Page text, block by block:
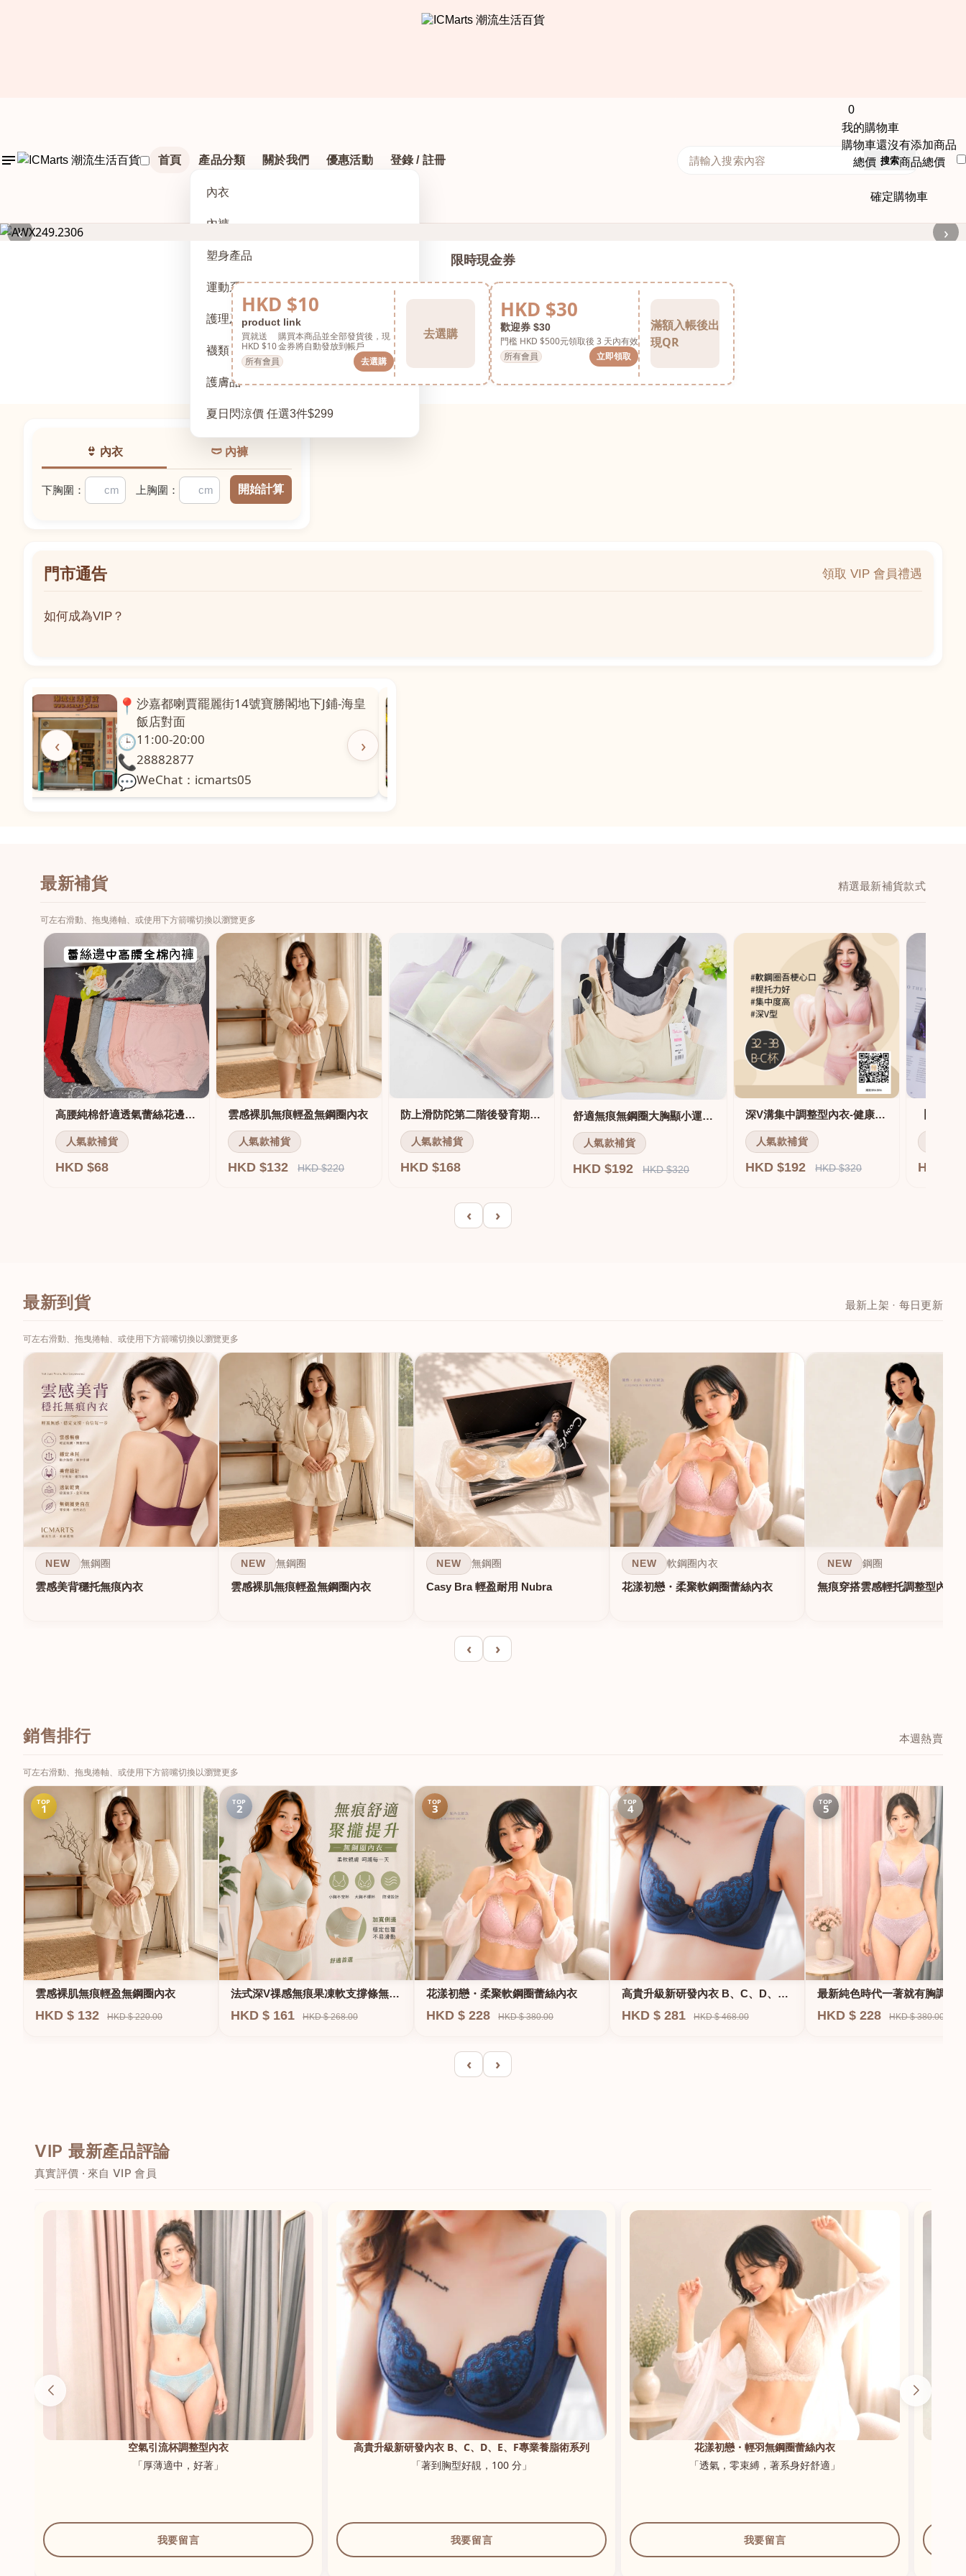
首頁 產品分類
內衣
內褲
塑身產品
運動系列
護理及配件
襪類
護膚品
夏日閃涼價 任選3件$299
關於我們 優惠活動 登錄 / 註冊
0
我的購物車
購物車還沒有添加商品
總價： 商品總價
確定購物車
搜索
‹ ›
限時現金券
HKD $10
product link
買就送
HKD $10
購買本商品並全部發貨後，現
金券將自動發放到帳戶
所有會員
去選購
去選購
HKD $30
歡迎券 $30
門檻 HKD $500元領取後 3 天內有效
所有會員
立即領取
滿額入帳後出
現QR
👙 內衣 🩲 內褲
下胸圍： 上胸圍： 開始計算
門市通告
領取 VIP 會員禮遇
如何成為VIP？
‹ ›
📍澳門啤利喇街121號珍興樓L1舖 粵華廣場對
面
🕒11:00-20:00
📞28331971
💬WeChat：icmarts02
最新補貨 精選最新補貨款式
可左右滑動、拖曳捲軸、或使用下方箭嘴切換以瀏覽更多
高腰純棉舒適透氣蕾絲花邊三角褲
人氣款補貨
HKD $68
雲感裸肌無痕輕盈無鋼圈內衣
人氣款補貨
HKD $132 HKD $220
防上滑防陀第二階後發育期內衣
人氣款補貨
HKD $168
舒適無痕無鋼圈大胸顯小運動內衣
人氣款補貨
HKD $192 HKD $320
深V溝集中調整型內衣-健康軟鋼圈
人氣款補貨
HKD $192 HKD $320 HKD
‹ ›
最新到貨 最新上架 · 每日更新
可左右滑動、拖曳捲軸、或使用下方箭嘴切換以瀏覽更多
NEW 無鋼圈
雲感美背穩托無痕內衣
NEW 無鋼圈
雲感裸肌無痕輕盈無鋼圈內衣
NEW 無鋼圈
Casy Bra 輕盈耐用 Nubra
NEW 軟鋼圈內衣
花漾初戀・柔聚軟鋼圈蕾絲內衣
NEW 鋼圈
無痕穿搭雲感輕托調整型內衣
‹ ›
銷售排行 本週熱賣
可左右滑動、拖曳捲軸、或使用下方箭嘴切換以瀏覽更多
TOP
1
雲感裸肌無痕輕盈無鋼圈內衣
HKD $ 132 HKD $ 220.00
TOP
2
法式深V祼感無痕果凍軟支撐條無鋼
圈內衣
HKD $ 161 HKD $ 268.00
TOP
3
花漾初戀・柔聚軟鋼圈蕾絲內衣
HKD $ 228 HKD $ 380.00
TOP
4
高貴升級新研發內衣 B、C、D、
E、F專業養脂術系列
HKD $ 281 HKD $ 468.00
TOP
5
最新純色時代一著就有胸調整
衣-專治小胸 蝴蝶肌位矯正型內
HKD $ 228 HKD $ 380.00
‹ ›
VIP 最新產品評論
真實評價 · 來自 VIP 會員
空氣引流杯調整型內衣
「厚薄適中，好著」
我要留言
高貴升級新研發內衣 B、C、D、E、F專業養脂術系列
「著到胸型好靚，100 分」
我要留言
花漾初戀・輕羽無鋼圈蕾絲內衣
「透氣，零束縛，著系身好舒適」
我要留言